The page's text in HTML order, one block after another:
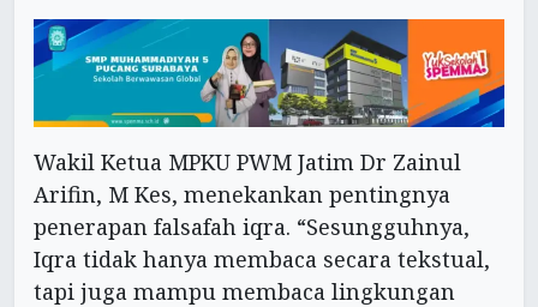
Wakil Ketua MPKU PWM Jatim Dr Zainul
Arifin, M Kes, menekankan pentingnya
penerapan falsafah iqra. “Sesungguhnya,
Iqra tidak hanya membaca secara tekstual,
tapi juga mampu membaca lingkungan